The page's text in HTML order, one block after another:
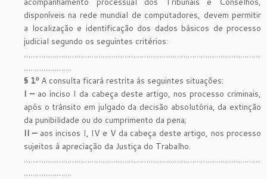
disponíveis na rede mundial de computadores, devem permitir
a localização e identificação dos dados básicos de processo
judicial segundo os seguintes critérios:
………………………………………………………………………………………………
………………….
§ 1ºA consulta ficará restrita às seguintes situações:
I –ao inciso I da cabeça deste artigo, nos processo criminais,
após o trânsito em julgado da decisão absolutória, da extinção
da punibilidade ou do cumprimento da pena;
II –aos incisos I, IV e V da cabeça deste artigo, nos processo
sujeitos à apreciação da Justiça do Trabalho.
………………………………………………………………………………………………
………………….